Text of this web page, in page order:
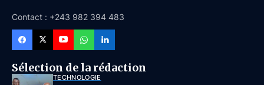
Contact : +243 982 394 483
Sélection de la rédaction
TECHNOLOGIE